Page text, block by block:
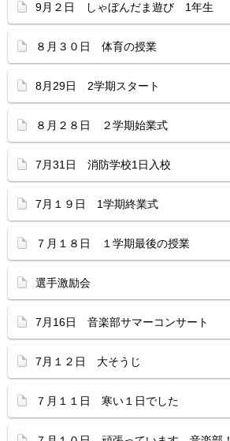
9月２日 しゃぼんだま遊び 1年生
８月３０日 体育の授業
8月29日 2学期スタート
８月２８日 ２学期始業式
7月31日 消防学校1日入校
7月１９日 1学期終業式
７月１８日 １学期最後の授業
選手激励会
7月16日 音楽部サマーコンサート
7月１２日 大そうじ
７月１１日 寒い１日でした